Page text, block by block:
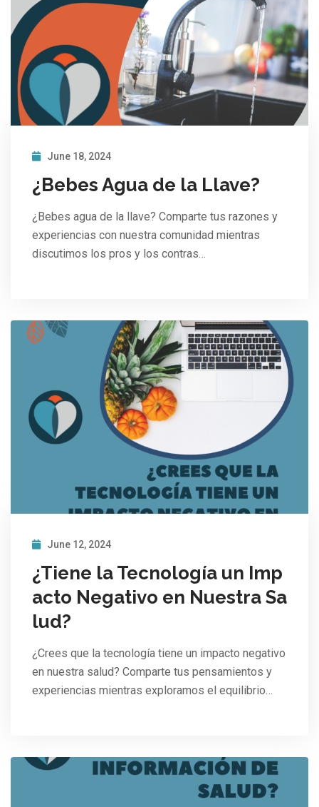
June 18, 2024
¿Bebes Agua de la Llave?
¿Bebes agua de la llave? Comparte tus razones y
experiencias con nuestra comunidad mientras
discutimos los pros y los contras…
June 12, 2024
¿Tiene la Tecnología un Imp
acto Negativo en Nuestra Sa
lud?
¿Crees que la tecnología tiene un impacto negativo
en nuestra salud? Comparte tus pensamientos y
experiencias mientras exploramos el equilibrio…